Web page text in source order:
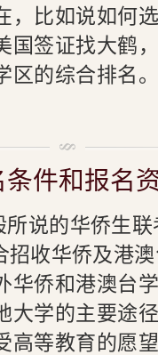
，比如说如何
国签证找大鹤
区的综合排名
件和报名
说的华侨生
收华侨及港
华侨和港澳台
大学的主要途
高等教育的愿